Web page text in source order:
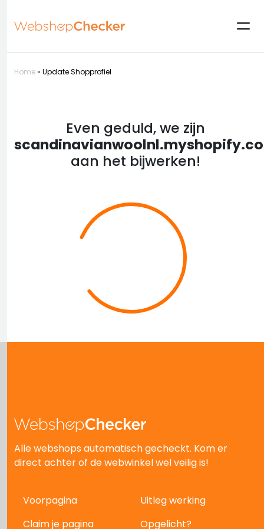
Home» Update Shopprofiel
Even geduld, we zijn
aan het bijwerken!
Alle webshops automatisch gecheckt. Kom er
direct achter of de webwinkel wel veilig is!
Voorpagina
Uitleg werking
Claim je pagina
Opgelicht?